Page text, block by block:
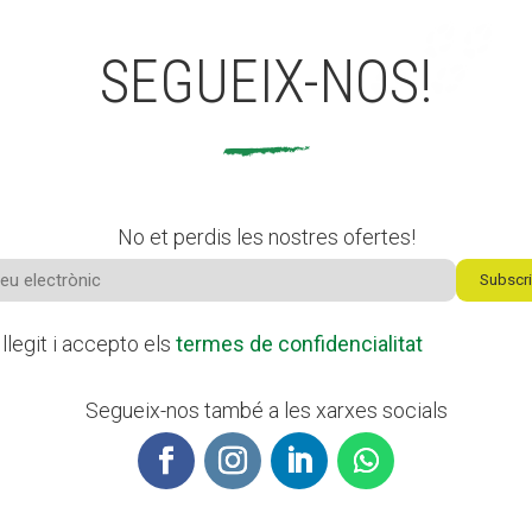
SEGUEIX-NOS!
No et perdis les nostres ofertes!
llegit i accepto elstermes de confidencialitat
Segueix-nos també a les xarxes socials